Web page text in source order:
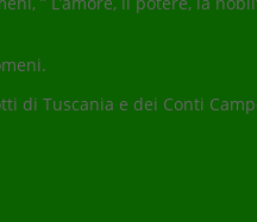
di Tuscania e dei Conti